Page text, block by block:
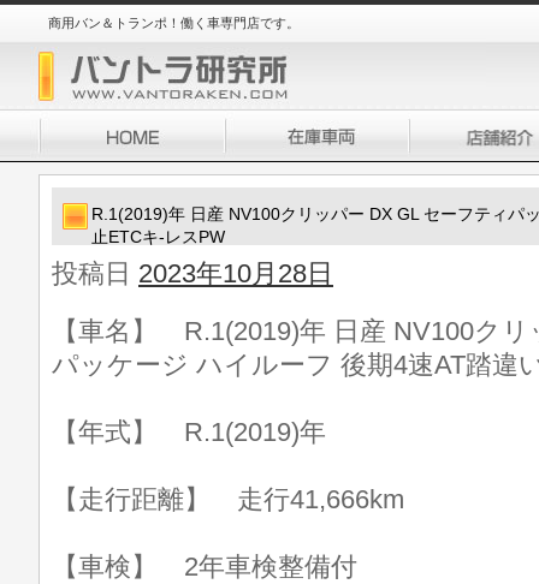
商用バン＆トランポ！働く車専門店です。
R.1(2019)年 日産 NV100クリッパー DX GL セーフティパ
止ETCキ-レスPW
投稿日 2023年10月28日
【車名】 R.1(2019)年 日産 NV100ク
パッケージ ハイルーフ 後期4速AT踏違
【年式】 R.1(2019)年
【走行距離】 走行41,666km
【車検】 2年車検整備付